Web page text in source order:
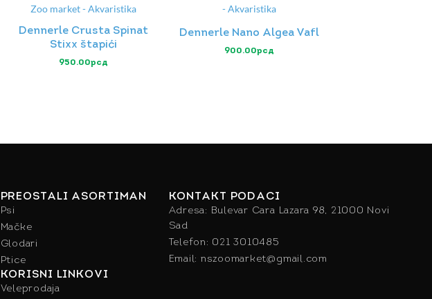
Dennerle Crusta Spinat
Stixx štapići
950.00рсд
Dennerle Nano Algea Vafl
900.00рсд
PREOSTALI ASORTIMAN
Psi
Mačke
Glodari
Ptice
KORISNI LINKOVI
Veleprodaja
KONTAKT PODACI
Adresa: Bulevar Cara Lazara 98, 21000 Novi
Sad
Telefon: 021 3010485
Email: nszoomarket@gmail.com